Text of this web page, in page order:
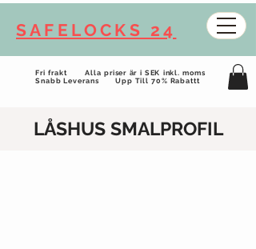
Fri frakt Alla priser är i SEK inkl. moms
Snabb Leverans Upp Till 70% Rabattt
SAFELOCKS 24
LÅSHUS SMALPROFIL